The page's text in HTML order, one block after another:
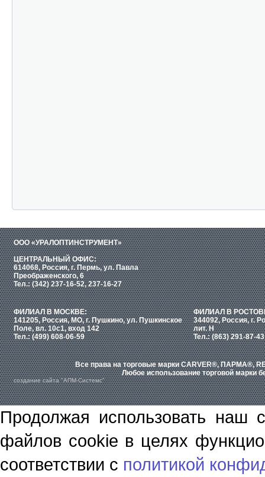
ООО «УРАЛОПТИНСТРУМЕНТ»
ЦЕНТРАЛЬНЫЙ ОФИС:
614068, Россия, г. Пермь, ул. Павла
Преображенского, 6
Тел.: (342) 237-16-52, 237-16-27
ФИЛИАЛ В МОСКВЕ:
141205, Россия, МО, г. Пушкино, ул. Пушкинское
Поле, вл. 10с1, вход 142
Тел.: (499) 608-06-59
ФИЛИАЛ В
344092, Россия, г.
лит. Н
Тел.: (863) 291-87-43
Все права на торговые марки CARVER®, ПАРМА®,
Любое использование торговой марки
создание сайта "АПМ-Системс"
Продолжая использовать наш
файлов cookie в целях
соответствии с политикой